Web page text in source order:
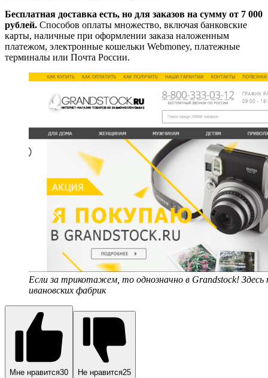
Бесплатная доставка есть, но для заказов на сумму от 7 000
рублей. Способов оплаты множество, включая банковские
карты, наличные при оформлении заказа наложенным
платежом, электронные кошельки Webmoney, платежные
терминалы или Почта России.
Если за трикотажем, то однозначно в Grandstock! Здесь
ивановских фабрик
Мне нравится30 Не нравится25